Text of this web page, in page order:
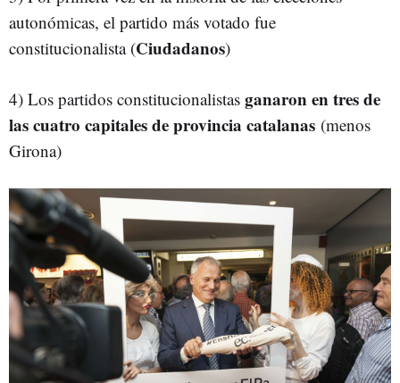
autonómicas, el partido más votado fue
constitucionalista (Ciudadanos)
4) Los partidos constitucionalistas ganaron en tres de
las cuatro capitales de provincia catalanas (menos
Girona)